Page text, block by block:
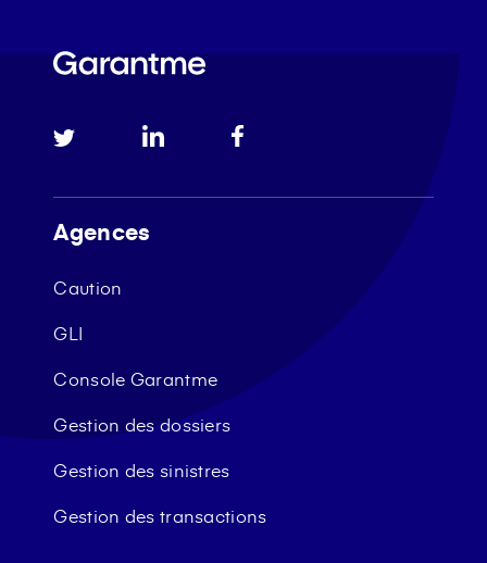
Agences
Caution
GLI
Console Garantme
Gestion des dossiers
Gestion des sinistres
Gestion des transactions